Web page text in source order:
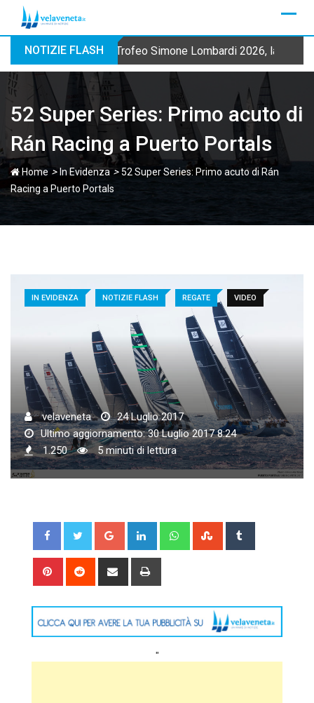
NOTIZIE FLASH Trofeo Simone Lombardi 2026, la
52 Super Series: Primo acuto di
Rán Racing a Puerto Portals
Home > In Evidenza>52 Super Series: Primo acuto di Rán
Racing a Puerto Portals
IN EVIDENZA NOTIZIE FLASH REGATE VIDEO
velaveneta
24 Luglio 2017
Ultimo aggiornamento: 30 Luglio 2017 8:24
1.250
5 minuti di lettura
Google+ LinkedIn WhatsappStumbleUpon
Pinterest Reddit
Share
"